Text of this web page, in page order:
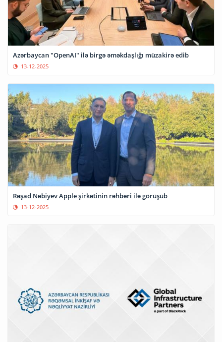
Azərbaycan "OpenAI" ilə birgə əməkdaşlığı müzakirə edib
13-12-2025
Rəşad Nəbiyev Apple şirkətinin rəhbəri ilə görüşüb
13-12-2025